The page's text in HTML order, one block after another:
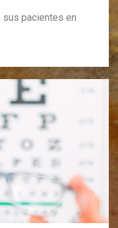
sus pacientes en